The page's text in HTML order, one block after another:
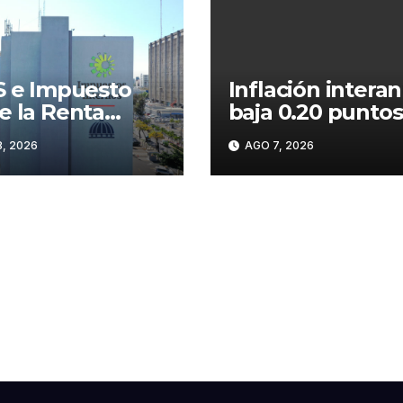
e Impuesto
la Renta
las
de la
superan los
2026
Inflación
baja 0.20 puntos
porcentuales y se
sitúa en 5.47 %
AGO 7, 2026